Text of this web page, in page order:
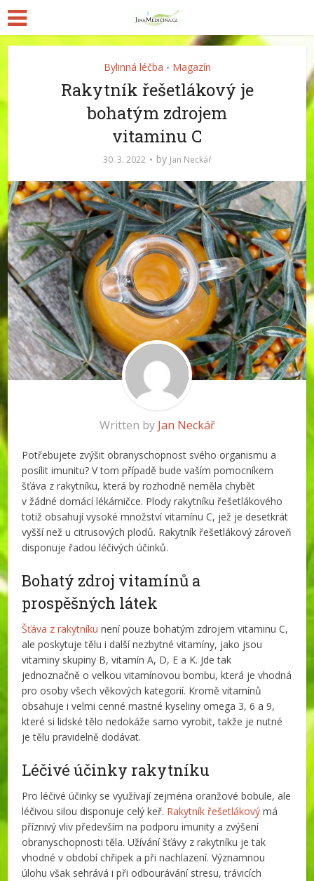
Bylinná léčba • Magazín
Rakytník řešetlákový je
bohatým zdrojem
vitaminu C
30. 3. 2022 by Jan Neckář
Written by Jan Neckář
Potřebujete zvýšit obranyschopnost svého organismu a
posílit imunitu? V tom případě bude vaším pomocníkem
šťáva z rakytníku, která by rozhodně neměla chybět
v žádné domácí lékárničce. Plody rakytníku řešetlákového
totiž obsahují vysoké množství vitamínu C, jež je desetkrát
vyšší než u citrusových plodů. Rakytník řešetlákový zároveň
disponuje řadou léčivých účinků.
Bohatý zdroj vitamínů a
prospěšných látek
Šťáva z rakytníku není pouze bohatým zdrojem vitaminu C,
ale poskytuje tělu i další nezbytné vitamíny, jako jsou
vitaminy skupiny B, vitamín A, D, E a K. Jde tak
jednoznačně o velkou vitamínovou bombu, která je vhodná
pro osoby všech věkových kategorií. Kromě vitamínů
obsahuje i velmi cenné mastné kyseliny omega 3, 6 a 9,
které si lidské tělo nedokáže samo vyrobit, takže je nutné
je tělu pravidelně dodávat.
Léčivé účinky rakytníku
Pro léčivé účinky se využívají zejména oranžové bobule, ale
léčivou silou disponuje celý keř. Rakytník řešetlákový má
příznivý vliv především na podporu imunity a zvýšení
obranyschopnosti těla. Užívání šťávy z rakytníku je tak
vhodné v období chřipek a při nachlazení. Významnou
úlohu však sehrává i při odbourávání stresu, trávicích